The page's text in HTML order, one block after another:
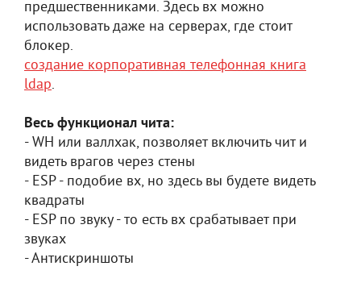
предшественниками. Здесь вх можно
использовать даже на серверах, где стоит
блокер.
создание корпоративная телефонная книга
ldap.
Весь функционал чита:
- WH или валлхак, позволяет включить чит и
видеть врагов через стены
- ESP - подобие вх, но здесь вы будете видеть
квадраты
- ESP по звуку - то есть вх срабатывает при
звуках
- Антискриншоты